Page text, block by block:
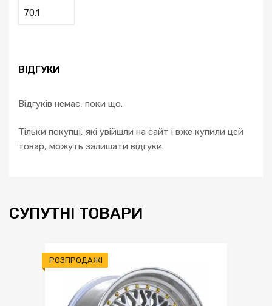
70.1
ВІДГУКИ
Відгуків немає, поки що.
Тільки покупці, які увійшли на сайт і вже купили цей
товар, можуть залишати відгуки.
СУПУТНІ ТОВАРИ
РОЗПРОДАЖ!